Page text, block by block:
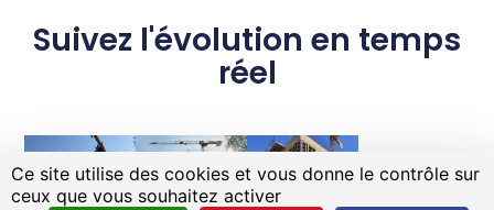
Suivez l'évolution en temps
réel
Ce site utilise des cookies et vous donne le contrôle sur
ceux que vous souhaitez activer